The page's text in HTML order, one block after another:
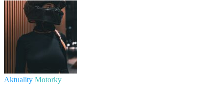
Aktuality Motorky